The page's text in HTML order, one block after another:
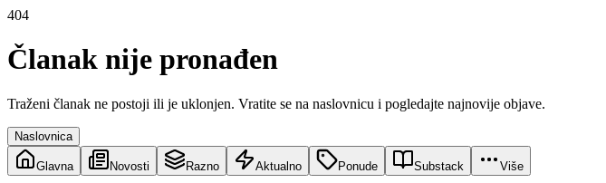
404
Članak nije pronađen
Traženi članak ne postoji ili je uklonjen. Vratite se na naslovnicu i pogledajte najnovije objave.
Naslovnica
Glavna Novosti Razno Aktualno Ponude Substack Više